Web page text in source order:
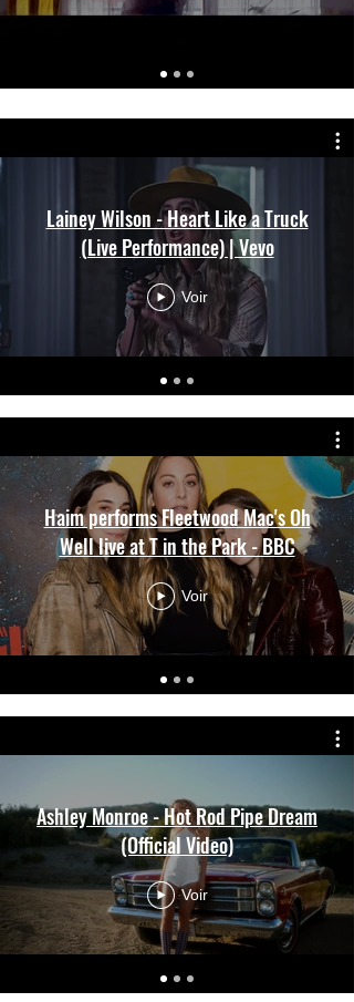
Lainey Wilson - Heart Like a Truck
(Live Performance) | Vevo
Voir
Haim performs Fleetwood Mac's Oh
Well live at T in the Park - BBC
Voir
Ashley Monroe - Hot Rod Pipe Dream
(Official Video)
Voir